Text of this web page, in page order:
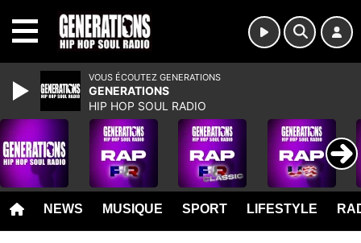
NEWS MUSIQUE SPORT LIFESTYLE
VOUS ÉCOUTEZ GENERATIONS
GENERATIONS
HIP HOP SOUL RADIO